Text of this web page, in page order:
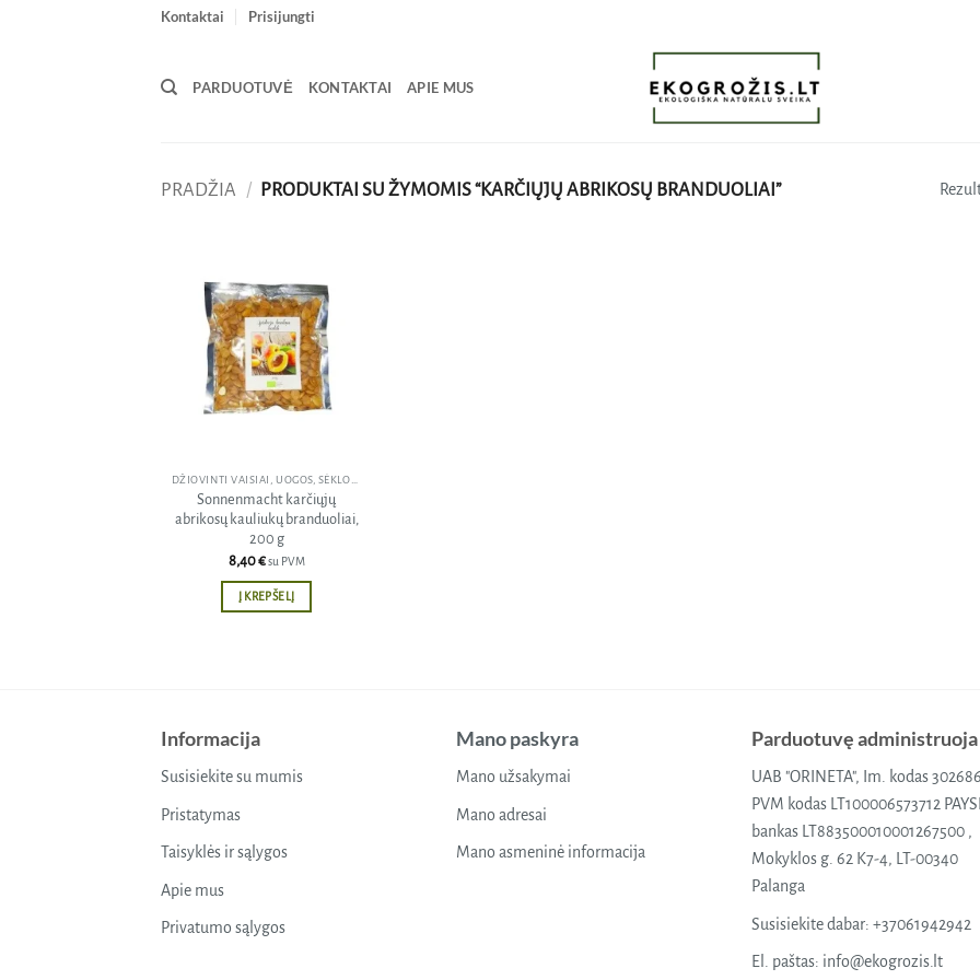
Kontaktai Prisijungti
PARDUOTUVĖ KONTAKTAI APIE MUS
PRADŽIA / PRODUKTAI SU ŽYMOMIS “KARČIŲJŲ ABRIKOSŲ BRANDUOLIAI”
Pridėti
į norų
sąrašą
DŽIOVINTI VAISIAI, UOGOS, SĖKLOS, RIEŠUTAI
Sonnenmacht karčiųjų
abrikosų kauliukų branduoliai,
200 g
8,40€ su PVM
Į KREPŠELĮ
Informacija
Susisiekite su mumis
Pristatymas
Taisyklės ir sąlygos
Apie mus
Privatumo sąlygos
Mano paskyra
Mano užsakymai
Mano adresai
Mano asmeninė informacija
Parduotuvę administruoja
UAB "ORINETA", Im. kodas
PVM kodas LT100006573712
bankas LT883500010001267500 ,
Mokyklos g. 62 K7-4, LT-00340
Palanga
Susisiekite dabar: +37061942942
El. paštas: info@ekogrozis.lt